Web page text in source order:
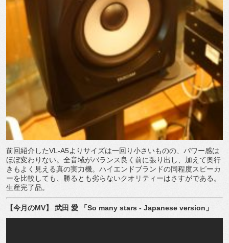
前回紹介したVL-A5よりサイズは一回り小さいものの、パワー感は
ほぼ変わりない。全音域がバランス良く前に張り出し、加えて奥行
きもよく見える真の実力機。ハイエンドブランドの同程度スピーカ
ーを比較しても、勝るとも劣らないクオリティーはさすがである。
生産完了品。
【今月のMV】 武田 愛 「So many stars - Japanese version 」